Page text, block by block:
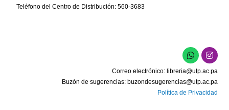
Teléfono del Centro de Distribución: 560-3683
Correo electrónico: libreria@utp.ac.pa
Buzón de sugerencias: buzondesugerencias@utp.ac.pa
Política de Privacidad